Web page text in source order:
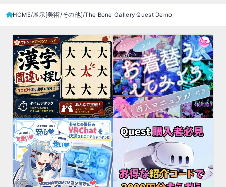
HOME 展示[美術/その他] The Bone Gallery Quest Demo